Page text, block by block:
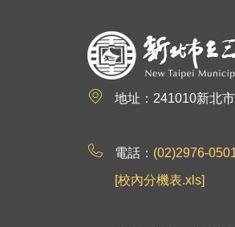
地址：241010新北
電話： (02)2976-
[校內分機表.xls]